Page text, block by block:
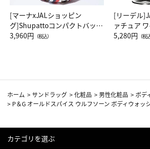
[マーナxJALショッピン
グ]Shupattoコンパクトバッグ
Drop JAL客室乗務員（LC）ス
3,960円 （税込）
[リーデル
ァチュア
ト（レッド
5,280円 （税
ホーム >サンドラッグ >化粧品 >男性化粧品 > ボデ
> P＆G オールドスパイス ウルフソーン ボディウォッ
カテゴリを選ぶ